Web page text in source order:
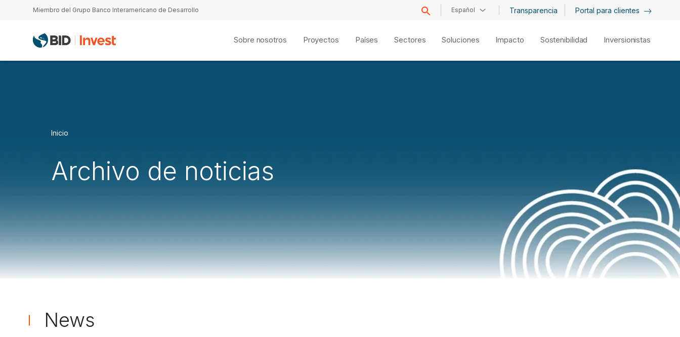
Pasar al contenido principal
Miembro del Grupo Banco Interamericano de Desarrollo Español Transparencia Portal para clientes
Sobre nosotros Proyectos Países Sectores Soluciones Impacto Sostenibilidad Inversionistas
Inicio
Archivo de noticias
News